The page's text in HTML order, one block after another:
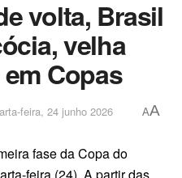
volta, Brasil
velha
Copas
feira, 24 junho 2026 AA
fase da Copa do
feira (24). A partir das